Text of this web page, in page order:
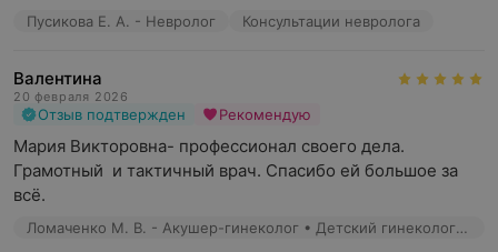
Пусикова Е. А. - Невролог Консультации невролога
Валентина
20 февраля 2026
Отзыв подтвержден Рекомендую
Мария Викторовна- профессионал своего дела.
Грамотный  и тактичный врач. Спасибо ей большое за
всё.
​Ломаченко М. В. - Акушер-гинеколог • Детский гинеколог • Врач УЗД